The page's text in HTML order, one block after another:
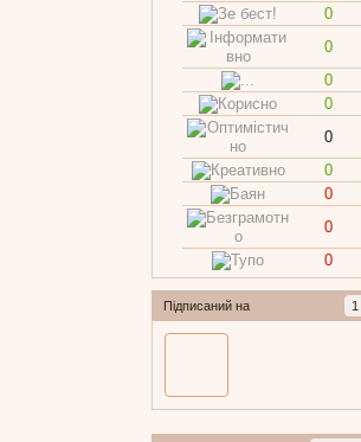
0
0
0
0
0
0
0
0
0
Підписаний на 1